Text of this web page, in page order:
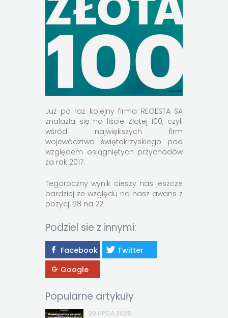
Już po raz kolejny firma REGESTA SA
znalazła się na liście Złotej 100, czyli
wśród największych firm
województwa świętokrzyskiego pod
względem osiągniętych przychodów
za rok 2017.
Tegoroczny wynik cieszy nas jeszcze
bardziej ze względu na nasz awans z
pozycji 28 na 22.
Podziel sie z innymi:
Facebook
Twitter
Google
Popularne artykuły
20 LIPCA 2026